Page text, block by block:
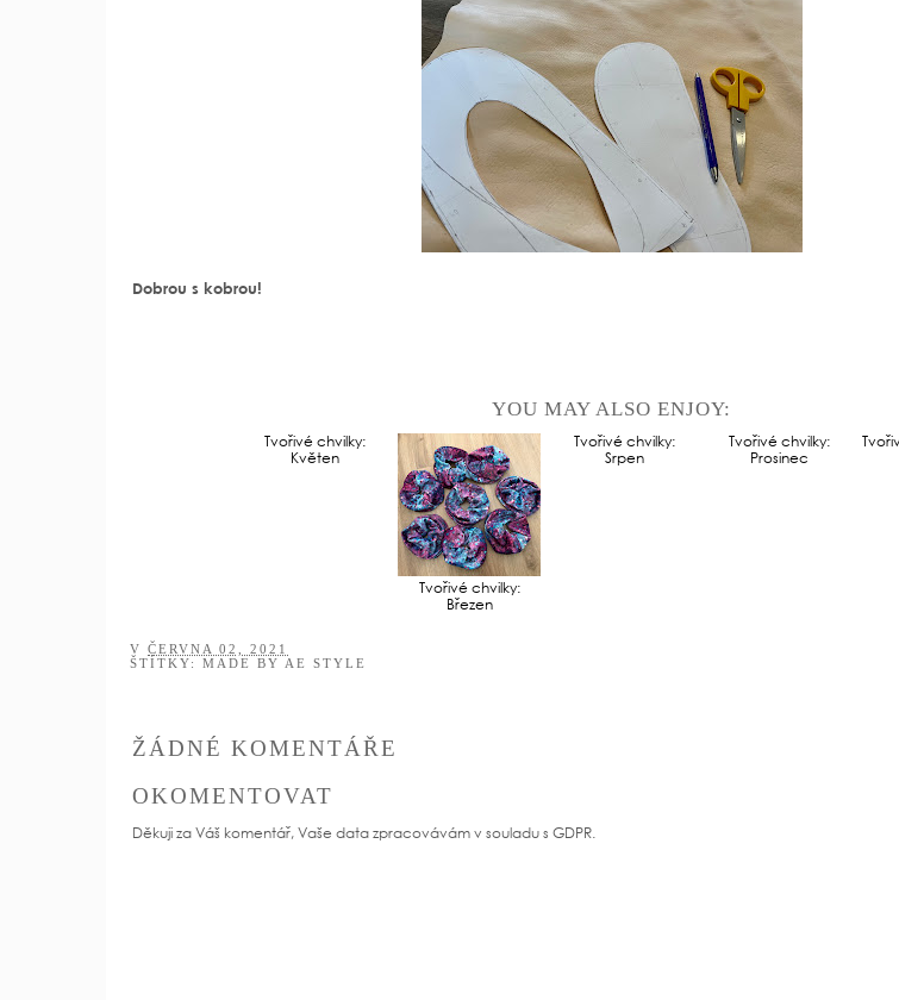
Dobrou s kobrou!
YOU MAY ALSO ENJOY:
Tvořivé chvilky:
Březen
V ČERVNA 02, 2021
ŠTÍTKY: MADE BY AE STYLE
ŽÁDNÉ KOMENTÁŘE
OKOMENTOVAT
Děkuji za Váš komentář, Vaše data zpracovávám v souladu s GDPR.